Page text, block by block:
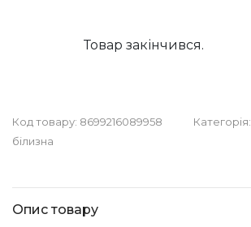
Товар закінчився.
Код товару: 8699216089958 Категорія:
білизна
Опис товару